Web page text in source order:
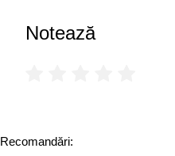
magnificul mister al
oameni de pe intreaga
continuare uimitoare a
si face o trecere in revista a
Notează
Recomandări: